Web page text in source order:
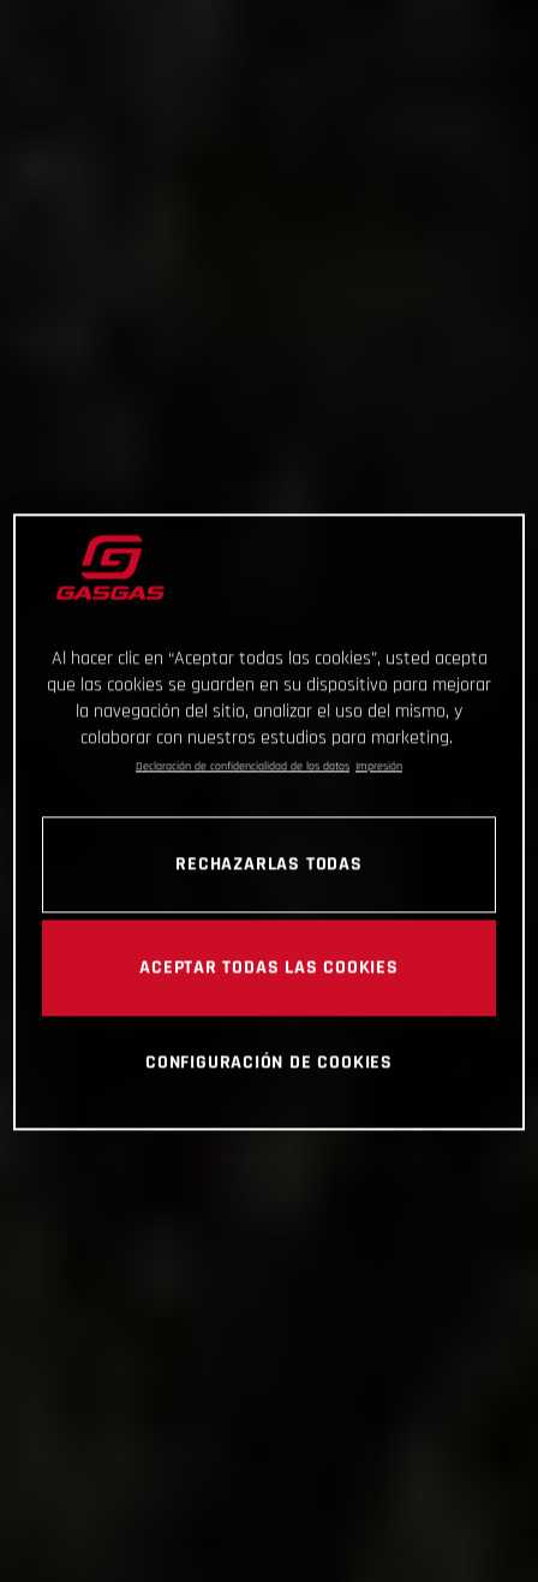
Al hacer clic en “Aceptar todas las cookies”, usted acepta
que las cookies se guarden en su dispositivo para mejorar
la navegación del sitio, analizar el uso del mismo, y
colaborar con nuestros estudios para marketing.
Declaración de confidencialidad de los datos Impresión
RECHAZARLAS TODAS
ACEPTAR TODAS LAS COOKIES
CONFIGURACIÓN DE COOKIES